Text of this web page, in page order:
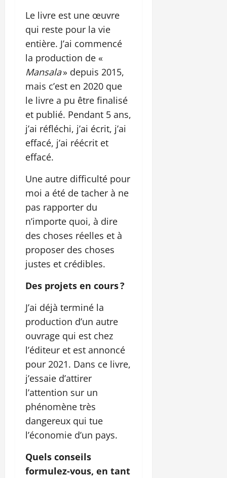
Le livre est une œuvre
qui reste pour la vie
entière. J’ai commencé
la production de «
Mansala» depuis 2015,
mais c’est en 2020 que
le livre a pu être finalisé
et publié. Pendant 5 ans,
j’ai réfléchi, j’ai écrit, j’ai
effacé, j’ai réécrit et
effacé.
Une autre difficulté pour
moi a été de tacher à ne
pas rapporter du
n’importe quoi, à dire
des choses réelles et à
proposer des choses
justes et crédibles.
Des projets en cours ?
J’ai déjà terminé la
production d’un autre
ouvrage qui est chez
l’éditeur et est annoncé
pour 2021. Dans ce livre,
j’essaie d’attirer
l’attention sur un
phénomène très
dangereux qui tue
l’économie d’un pays.
Quels conseils
formulez-vous, en tant